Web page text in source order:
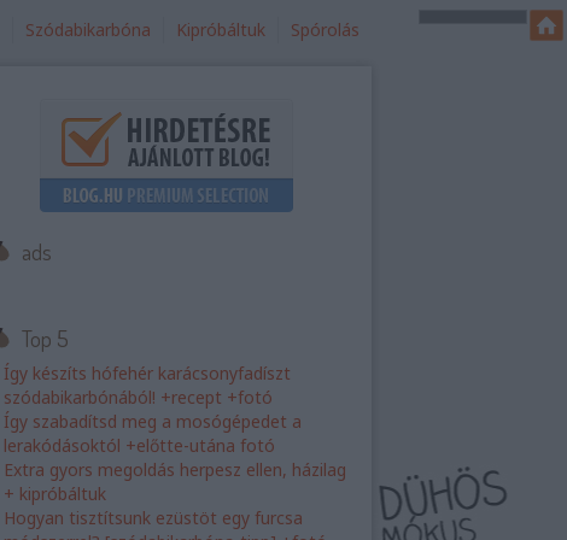
Szódabikarbóna Kipróbáltuk Spórolás
ads
Top 5
Így készíts hófehér karácsonyfadíszt
szódabikarbónából! +recept +fotó
Így szabadítsd meg a mosógépedet a
lerakódásoktól +előtte-utána fotó
Extra gyors megoldás herpesz ellen, házilag
+ kipróbáltuk
Hogyan tisztítsunk ezüstöt egy furcsa